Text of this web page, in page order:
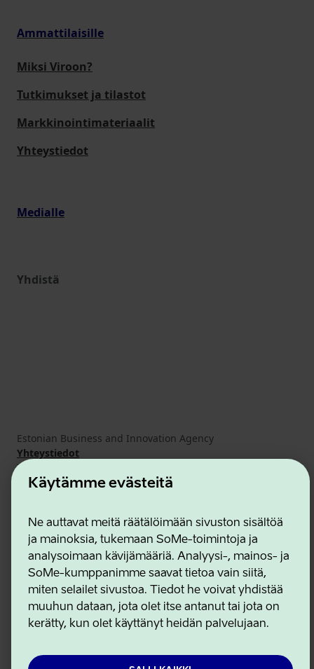
Käytämme evästeitä
Ne auttavat meitä räätälöimään sivuston sisältöä
ja mainoksia, tukemaan SoMe-toimintoja ja
analysoimaan kävijämääriä. Analyysi-, mainos- ja
SoMe-kumppanimme saavat tietoa vain siitä,
miten selailet sivustoa. Tiedot he voivat yhdistää
muuhun dataan, jota olet itse antanut tai jota on
kerätty, kun olet käyttänyt heidän palvelujaan.
Ammattilaisille
Miksi Viroon?
Tutkimukset ja tilastot
Markkinointimateriaalit
Yhteystiedot
Medialle
Yhdistä
Estonian Business and Innovation Agency
Yhteystiedot
Yhteistyökumppanit
Käyttöehdot